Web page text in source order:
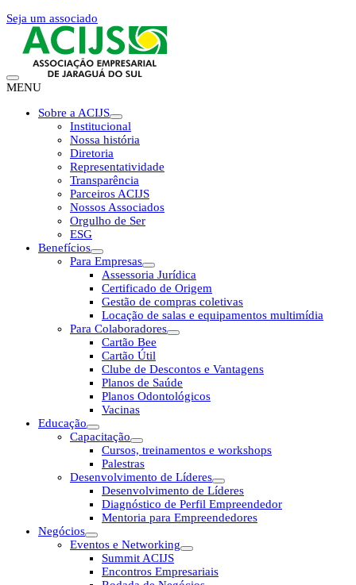
Seja um associado
MENU
Sobre a ACIJS
Institucional
Nossa história
Diretoria
Representatividade
Transparência
Parceiros ACIJS
Nossos Associados
Orgulho de Ser
ESG
Benefícios
Para Empresas
Assessoria Jurídica
Certificado de Origem
Gestão de compras coletivas
Locação de salas e equipamentos multimídia
Para Colaboradores
Cartão Bee
Cartão Útil
Clube de Descontos e Vantagens
Planos de Saúde
Planos Odontológicos
Vacinas
Educação
Capacitação
Cursos, treinamentos e workshops
Palestras
Desenvolvimento de Líderes
Desenvolvimento de Líderes
Diagnóstico de Perfil Empreendedor
Mentoria para Empreendedores
Negócios
Eventos e Networking
Summit ACIJS
Encontros Empresariais